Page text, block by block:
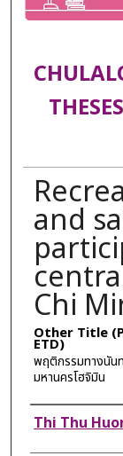
and
Chi
Other Title
ETD)
พฤติกรรมทางนัน
มหานครโฮจิมิน
Author
Thi Thu